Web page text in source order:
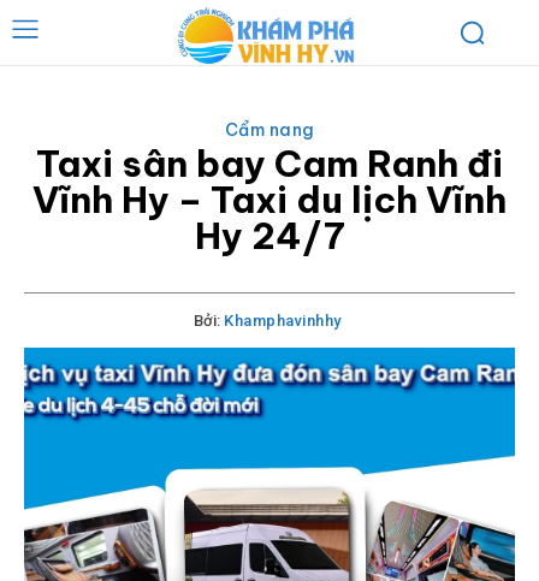
Cẩm nang
Taxi sân bay Cam Ranh đi
Vĩnh Hy – Taxi du lịch Vĩnh
Hy 24/7
Bởi: Khamphavinhhy